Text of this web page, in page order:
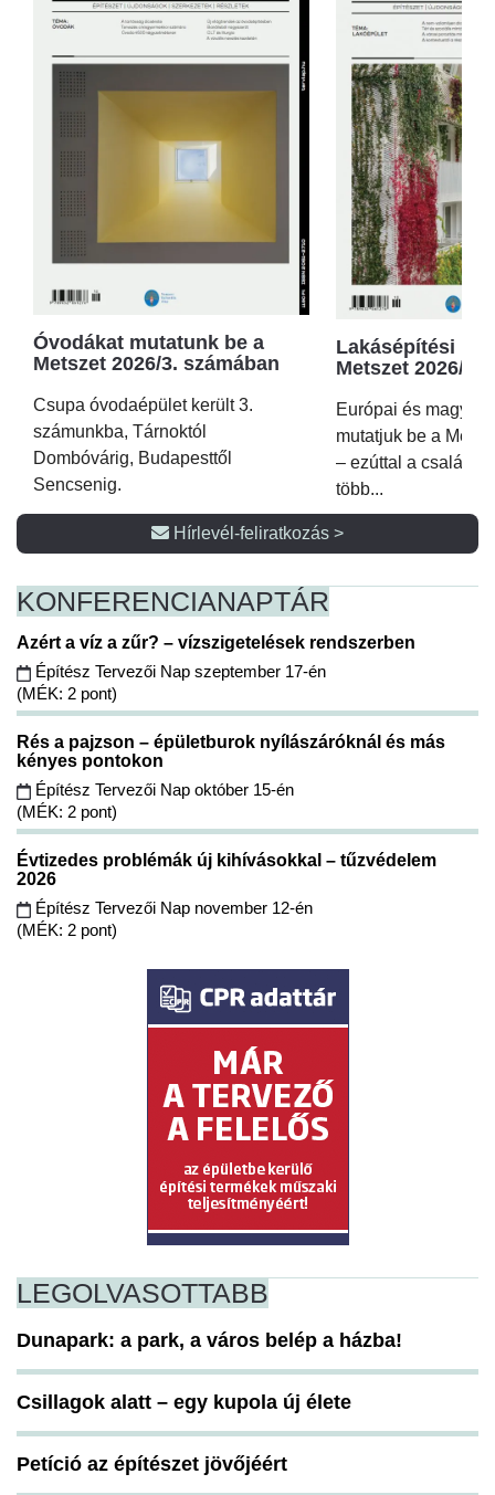
Óvodákat mutatunk be a
Metszet 2026/3. számában
Csupa óvodaépület került 3.
számunkba, Tárnoktól
Dombóvárig, Budapesttől
Sencsenig.
Lakásépítési
Metszet 2026/2.
Európai és magyar
mutatjuk be a
– ezúttal a családi
több...
Hírlevél-feliratkozás >
KONFERENCIANAPTÁR
Azért a víz a zűr? – vízszigetelések rendszerben
Építész Tervezői Nap szeptember 17-én
(MÉK: 2 pont)
Rés a pajzson – épületburok nyílászáróknál és más
kényes pontokon
Építész Tervezői Nap október 15-én
(MÉK: 2 pont)
Évtizedes problémák új kihívásokkal – tűzvédelem
2026
Építész Tervezői Nap november 12-én
(MÉK: 2 pont)
LEGOLVASOTTABB
Dunapark: a park, a város belép a házba!
Csillagok alatt – egy kupola új élete
Petíció az építészet jövőjéért